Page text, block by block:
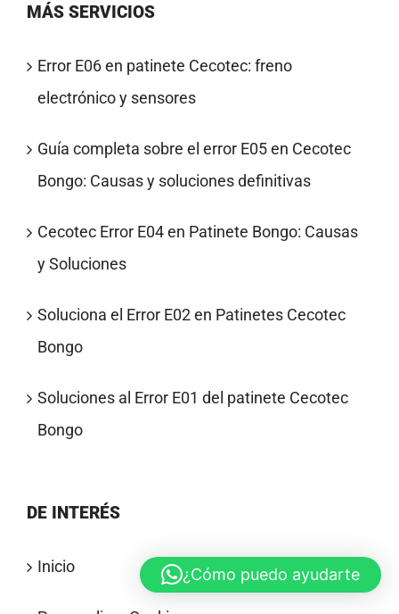
MÁS SERVICIOS
Error E06 en patinete Cecotec: freno
electrónico y sensores
Guía completa sobre el error E05 en Cecotec
Bongo: Causas y soluciones definitivas
Cecotec Error E04 en Patinete Bongo: Causas
y Soluciones
Soluciona el Error E02 en Patinetes Cecotec
Bongo
Soluciones al Error E01 del patinete Cecotec
Bongo
DE INTERÉS
Inicio ¿Cómo puedo ayudarte